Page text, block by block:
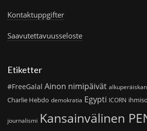
Kontaktuppgifter
Saavutettavuusseloste
Etiketter
#FreeGalal Ainon nimipäivät
Charlie Hebdo demokratia Egypti ICORN
journalismi Kansainvälinen